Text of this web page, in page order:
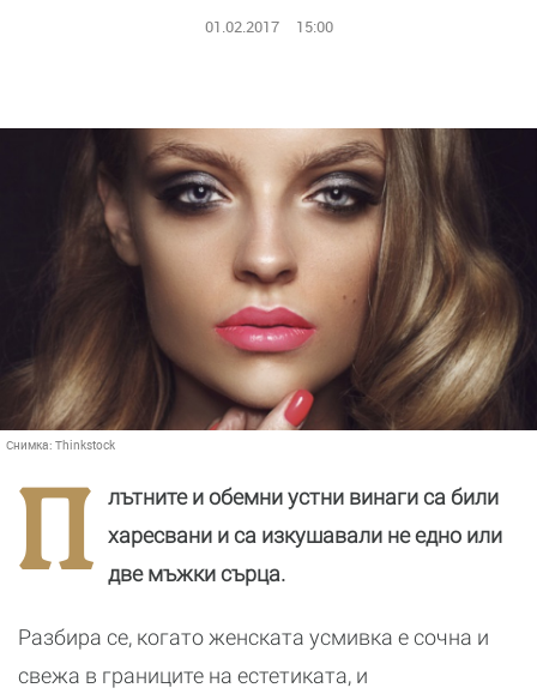
01.02.2017 15:00
Снимка: Thinkstock
П
лътните и обемни устни винаги са били
харесвани и са изкушавали не едно или
две мъжки сърца.
Разбира се, когато женската усмивка е сочна и
свежа в границите на естетиката, и